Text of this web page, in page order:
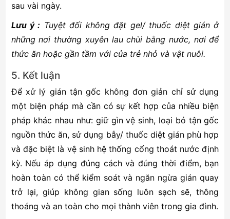
sau vài ngày.
Lưu ý : Tuyệt đối không đặt gel/ thuốc diệt gián ở
những nơi thường xuyên lau chùi bằng nước, nơi để
thức ăn hoặc gần tầm với của trẻ nhỏ và vật nuôi.
5. Kết luận
Để xử lý gián tận gốc không đơn giản chỉ sử dụng
một biện pháp mà cần có sự kết hợp của nhiều biện
pháp khác nhau như: giữ gìn vệ sinh, loại bỏ tận gốc
nguồn thức ăn, sử dụng bẫy/ thuốc diệt gián phù hợp
và đặc biệt là vệ sinh hệ thống cống thoát nước định
kỳ. Nếu áp dụng đúng cách và đúng thời điểm, bạn
hoàn toàn có thể kiểm soát và ngăn ngừa gián quay
trở lại, giúp không gian sống luôn sạch sẽ, thông
thoáng và an toàn cho mọi thành viên trong gia đình.